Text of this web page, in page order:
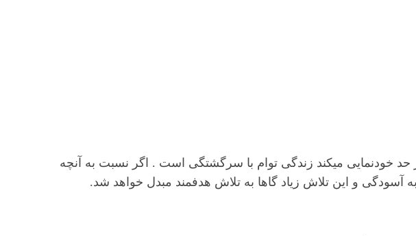
حد خودنمایی میکند زندگی توام با سرگشتگی است . اگر نسبت به آنچه